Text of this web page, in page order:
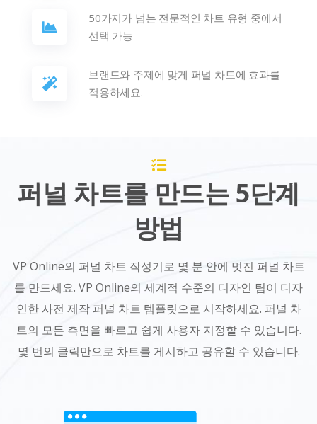
50가지가 넘는 전문적인 차트 유형 중에서
선택 가능
브랜드와 주제에 맞게 퍼널 차트에 효과를
적용하세요.
퍼널 차트를 만드는 5단계
방법
VP Online의 퍼널 차트 작성기로 몇 분 안에 멋진 퍼널 차트
를 만드세요. VP Online의 세계적 수준의 디자인 팀이 디자
인한 사전 제작 퍼널 차트 템플릿으로 시작하세요. 퍼널 차
트의 모든 측면을 빠르고 쉽게 사용자 지정할 수 있습니다.
몇 번의 클릭만으로 차트를 게시하고 공유할 수 있습니다.